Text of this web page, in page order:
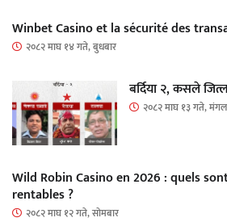
Winbet Casino et la sécurité des
२०८२ माघ १४ गते, बुधबार
बर्दिया २, कसले
२०८२ माघ १३ गते,
Wild Robin Casino en 2026 : quels
rentables ?
२०८२ माघ १२ गते, सोमबार